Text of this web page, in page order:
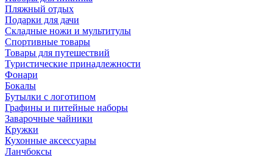
Пляжный отдых
Подарки для дачи
Складные ножи и мультитулы
Спортивные товары
Товары для путешествий
Туристические принадлежности
Фонари
Бокалы
Бутылки с логотипом
Графины и питейные наборы
Заварочные чайники
Кружки
Кухонные аксессуары
Ланчбоксы